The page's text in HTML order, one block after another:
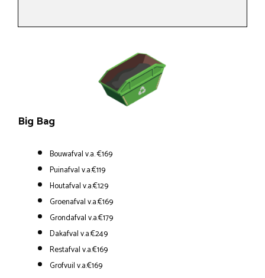
Big Bag
Bouwafval v.a. €169
Puinafval v.a.€119
Houtafval v.a.€129
Groenafval v.a.€169
Grondafval v.a.€179
Dakafval v.a.€249
Restafval v.a.€169
Grofvuil v.a.€169